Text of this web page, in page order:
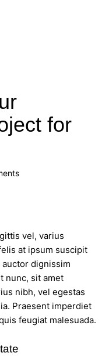
for
vel, varius
at ipsum suscipit
dignissim
nunc, sit amet
nibh, vel egestas
Praesent imperdiet
feugiat malesuada.